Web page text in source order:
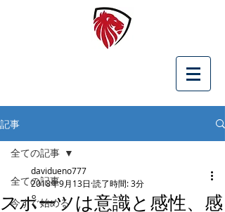
記事
全ての記事
今すぐ始める
全ての記事
スポーツは意識と感性、感
davidueno777
2018年9月13日 読了時間: 3分